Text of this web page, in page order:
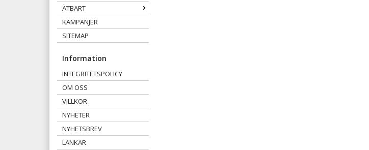
ÄTBART
KAMPANJER
SITEMAP
Information
INTEGRITETSPOLICY
OM OSS
VILLKOR
NYHETER
NYHETSBREV
LÄNKAR